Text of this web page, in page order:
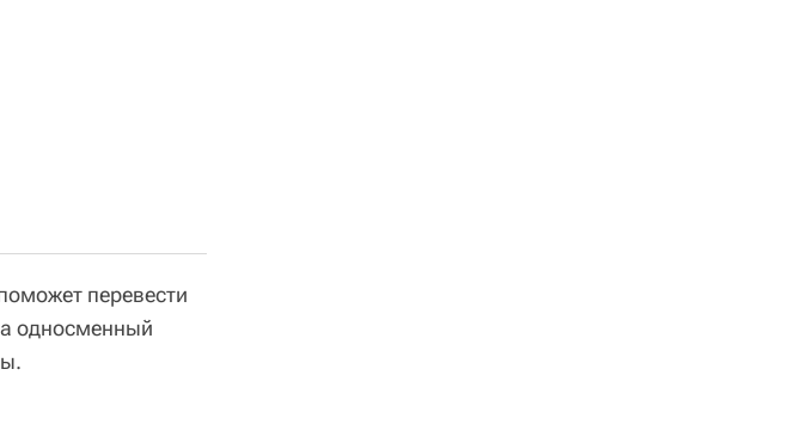
перевести
односменный